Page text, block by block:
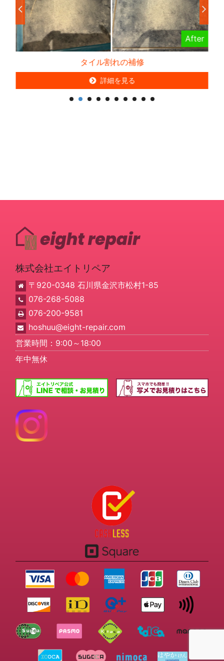
After
タイル割れの補修
詳細を見る
詳細を見る
株式会社エイトリペア
〒920-0348 石川県金沢市松村1-85
076-268-5088
076-200-9581
hoshuu@eight-repair.com
営業時間：9:00～18:00
年中無休